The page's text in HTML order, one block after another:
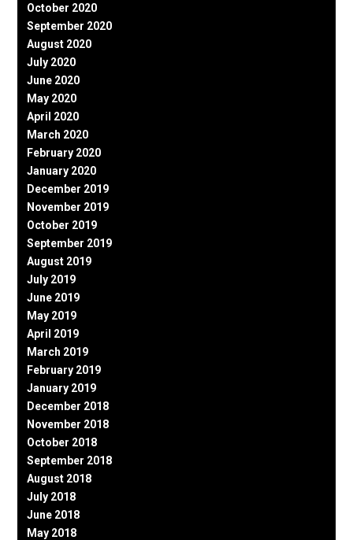
October 2020
September 2020
August 2020
July 2020
June 2020
May 2020
April 2020
March 2020
February 2020
January 2020
December 2019
November 2019
October 2019
September 2019
August 2019
July 2019
June 2019
May 2019
April 2019
March 2019
February 2019
January 2019
December 2018
November 2018
October 2018
September 2018
August 2018
July 2018
June 2018
May 2018